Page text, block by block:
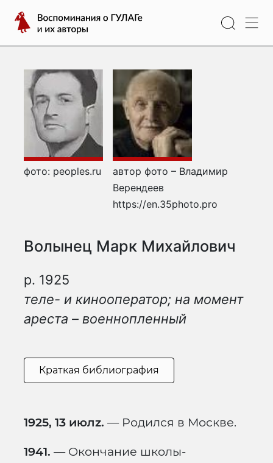
содержимому
Воспоминания
о
ГУЛАГе
авторы
Волынец Марк Михайлович
р. 1925
теле- и кинооператор; на момент
ареста – военнопленный
фото: peoples.ru
автор фото – Владимир
Верендеев
https://en.35photo.pro
Краткая библиография
1925, 13 июлz. — Родился в Москве.
1941. — Окончание школы-